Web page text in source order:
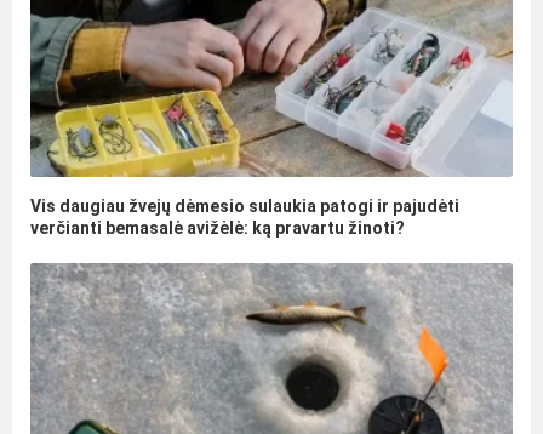
Vis daugiau žvejų dėmesio sulaukia patogi ir pajudėti
verčianti bemasalė avižėlė: ką pravartu žinoti?